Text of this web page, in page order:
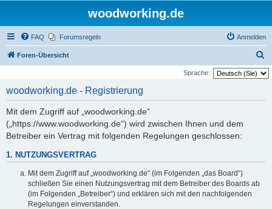
woodworking.de
FAQ Forumsregeln Anmelden
Foren-Übersicht
u
Sprache:
woodworking.de - Registrierung
Mit dem Zugriff auf „woodworking.de“
(„https://www.woodworking.de“) wird zwischen Ihnen und dem
Betreiber ein Vertrag mit folgenden Regelungen geschlossen:
1. NUTZUNGSVERTRAG
Mit dem Zugriff auf „woodworking.de“ (im Folgenden „das Board“)
schließen Sie einen Nutzungsvertrag mit dem Betreiber des Boards ab
(im Folgenden „Betreiber“) und erklären sich mit den nachfolgenden
Regelungen einverstanden.